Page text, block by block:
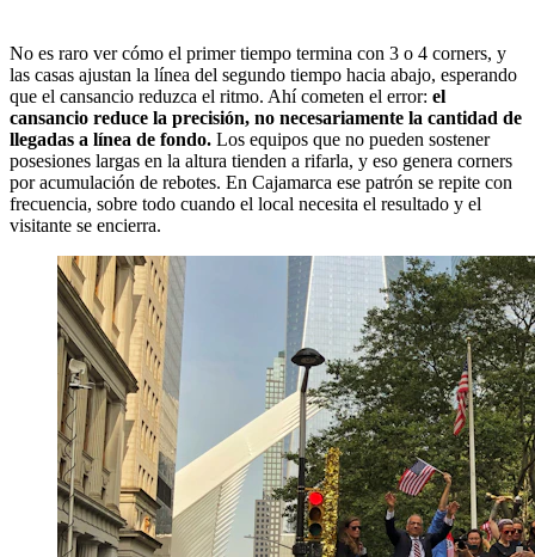
No es raro ver cómo el primer tiempo termina con 3 o 4 corners, y
las casas ajustan la línea del segundo tiempo hacia abajo, esperando
que el cansancio reduzca el ritmo. Ahí cometen el error: el
cansancio reduce la precisión, no necesariamente la cantidad de
llegadas a línea de fondo. Los equipos que no pueden sostener
posesiones largas en la altura tienden a rifarla, y eso genera corners
por acumulación de rebotes. En Cajamarca ese patrón se repite con
frecuencia, sobre todo cuando el local necesita el resultado y el
visitante se encierra.